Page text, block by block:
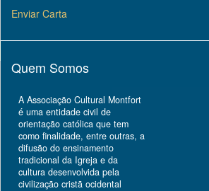
Enviar Carta
Quem Somos
A Associação Cultural Montfort
é uma entidade civil de
orientação católica que tem
como finalidade, entre outras, a
difusão do ensinamento
tradicional da Igreja e da
cultura desenvolvida pela
civilização cristã ocidental